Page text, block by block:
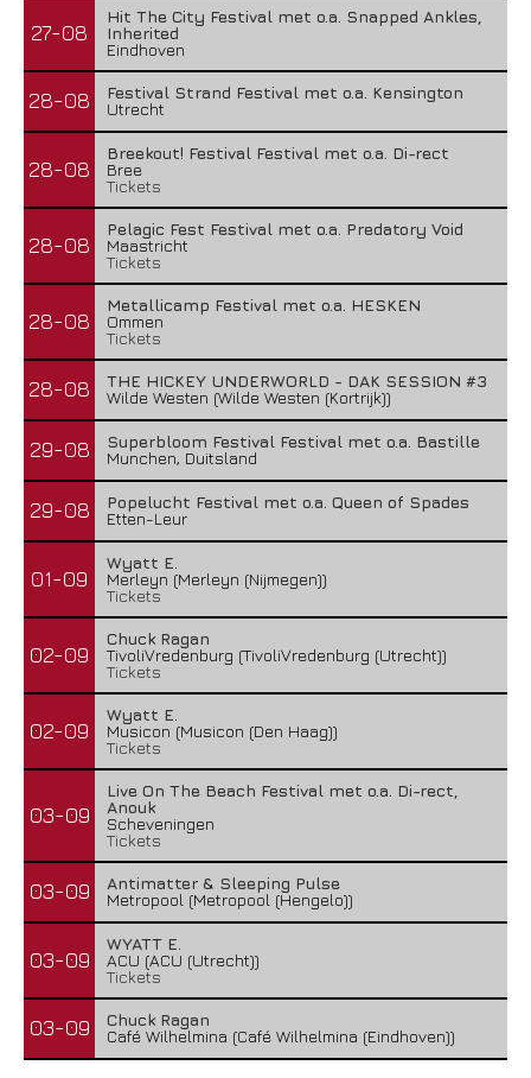
27-08
Hit The City Festival met o.a. Snapped Ankles,
Inherited
Eindhoven
28-08
Festival Strand Festival met o.a. Kensington
Utrecht
28-08
Breekout! Festival Festival met o.a. Di-rect
Bree
Tickets
28-08
Pelagic Fest Festival met o.a. Predatory Void
Maastricht
Tickets
28-08
Metallicamp Festival met o.a. HESKEN
Ommen
Tickets
28-08
THE HICKEY UNDERWORLD - DAK SESSION #3
Wilde Westen (Wilde Westen (Kortrijk))
29-08
Superbloom Festival Festival met o.a. Bastille
Munchen, Duitsland
29-08
Popelucht Festival met o.a. Queen of Spades
Etten-Leur
01-09
Wyatt E.
Merleyn (Merleyn (Nijmegen))
Tickets
02-09
Chuck Ragan
TivoliVredenburg (TivoliVredenburg (Utrecht))
Tickets
02-09
Wyatt E.
Musicon (Musicon (Den Haag))
Tickets
03-09
Live On The Beach Festival met o.a. Di-rect,
Anouk
Scheveningen
Tickets
03-09
Antimatter & Sleeping Pulse
Metropool (Metropool (Hengelo))
03-09
WYATT E.
ACU (ACU (Utrecht))
Tickets
03-09
Chuck Ragan
Café Wilhelmina (Café Wilhelmina (Eindhoven))